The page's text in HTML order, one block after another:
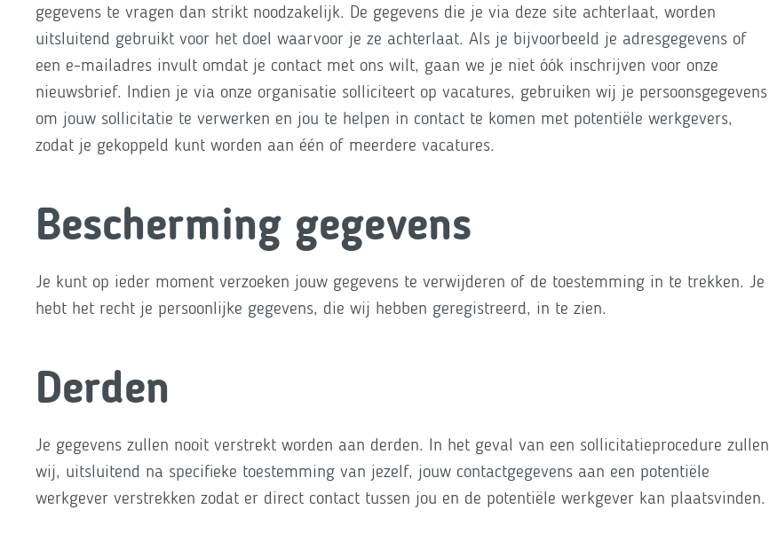
gegevens te vragen dan strikt noodzakelijk. De gegevens die je via deze site achterlaat, worden
uitsluitend gebruikt voor het doel waarvoor je ze achterlaat. Als je bijvoorbeeld je adresgegevens of
een e-mailadres invult omdat je contact met ons wilt, gaan we je niet óók inschrijven voor onze
nieuwsbrief. Indien je via onze organisatie solliciteert op vacatures, gebruiken wij je persoonsgegevens
om jouw sollicitatie te verwerken en jou te helpen in contact te komen met potentiële werkgevers,
zodat je gekoppeld kunt worden aan één of meerdere vacatures.
Bescherming gegevens
Je kunt op ieder moment verzoeken jouw gegevens te verwijderen of de toestemming in te trekken. Je
hebt het recht je persoonlijke gegevens, die wij hebben geregistreerd, in te zien.
Derden
Je gegevens zullen nooit verstrekt worden aan derden. In het geval van een sollicitatieprocedure zullen
wij, uitsluitend na specifieke toestemming van jezelf, jouw contactgegevens aan een potentiële
werkgever verstrekken zodat er direct contact tussen jou en de potentiële werkgever kan plaatsvinden.